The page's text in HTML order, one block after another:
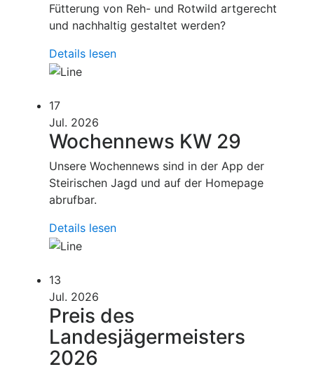
Fütterung von Reh- und Rotwild artgerecht
und nachhaltig gestaltet werden?
Details lesen
17
Jul. 2026
Wochennews KW 29
Unsere Wochennews sind in der App der
Steirischen Jagd und auf der Homepage
abrufbar.
Details lesen
13
Jul. 2026
Preis des
Landesjägermeisters
2026